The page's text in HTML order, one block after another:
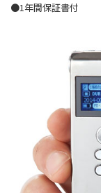
●1年間保証書付